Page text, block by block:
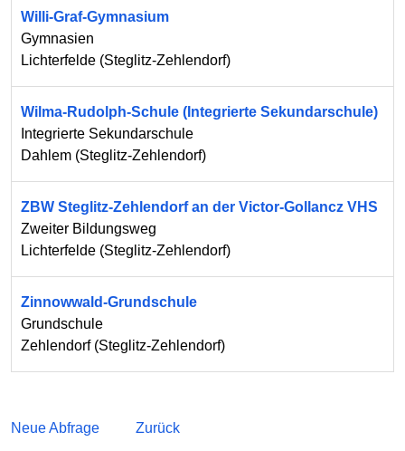
Willi-Graf-Gymnasium
Gymnasien
Lichterfelde (Steglitz-Zehlendorf)
Wilma-Rudolph-Schule (Integrierte Sekundarschule)
Integrierte Sekundarschule
Dahlem (Steglitz-Zehlendorf)
ZBW Steglitz-Zehlendorf an der Victor-Gollancz VHS
Zweiter Bildungsweg
Lichterfelde (Steglitz-Zehlendorf)
Zinnowwald-Grundschule
Grundschule
Zehlendorf(Steglitz-Zehlendorf)
Neue Abfrage Zurück